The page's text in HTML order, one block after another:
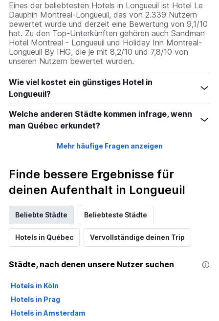
Eines der beliebtesten Hotels in Longueuil ist Hotel Le
Dauphin Montreal-Longueuil, das von 2.339 Nutzern
bewertet wurde und derzeit eine Bewertung von 9,1/10
hat. Zu den Top-Unterkünften gehören auch Sandman
Hotel Montreal - Longueuil und Holiday Inn Montreal-
Longueuil By IHG, die je mit 8,2/10 und 7,8/10 von
unseren Nutzern bewertet wurden.
Wie viel kostet ein günstiges Hotel in
Longueuil?
Welche anderen Städte kommen infrage, wenn
man Québec erkundet?
Mehr häufige Fragen anzeigen
Finde bessere Ergebnisse für
deinen Aufenthalt in Longueuil
Beliebte Städte Beliebteste Städte
Hotels in Québec Vervollständige deinen Trip
Städte, nach denen unsere Nutzer suchen
Hotels in Köln
Hotels in Prag
Hotels in Amsterdam